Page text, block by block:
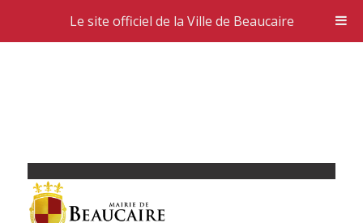
Le site officiel de la Ville de Beaucaire